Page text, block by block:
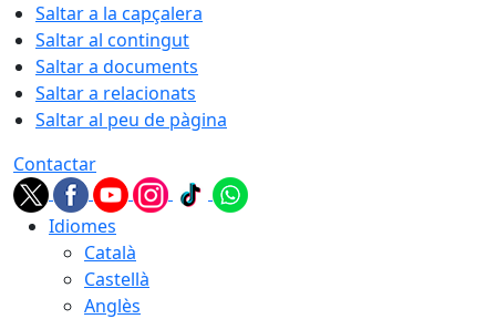
Saltar a la capçalera
Saltar al contingut
Saltar a documents
Saltar a relacionats
Saltar al peu de pàgina
Contactar
Idiomes
Català
Castellà
Anglès